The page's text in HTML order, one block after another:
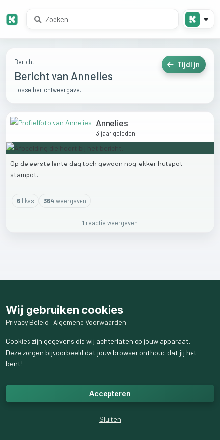
Bericht
Bericht van Annelies
Losse berichtweergave.
Tijdlijn
Annelies
3 jaar geleden
Op de eerste lente dag toch gewoon nog lekker hutspot
stampot.
6likes 364 weergaven
1 reactie weergeven
Wij gebruiken cookies
Privacy Beleid · Algemene Voorwaarden
Cookies zijn gegevens die wij achterlaten op jouw apparaat.
Deze zorgen bijvoorbeeld dat jouw browser onthoud dat jij het
bent!
Accepteren
Sluiten